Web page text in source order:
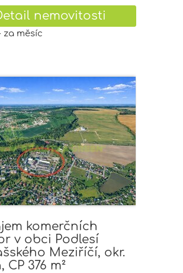
nemovitosti
za měsíc
komerčních
v obci Podlesí
Meziříčí, okr.
CP 376 m²